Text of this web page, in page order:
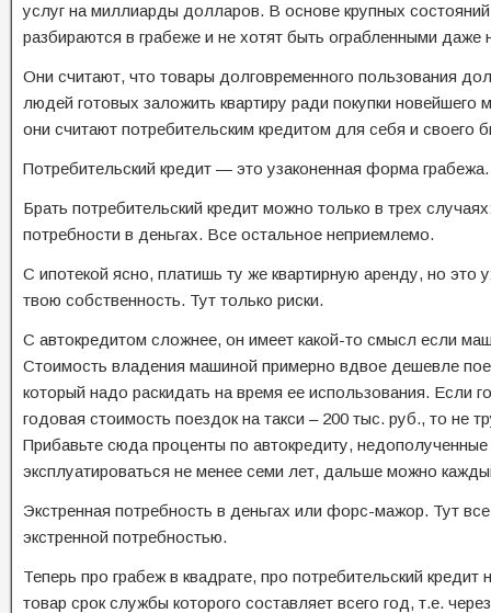
услуг на миллиарды долларов. В основе крупных
разбираются в грабеже и не хотят быть ограбленными даже
Они считают, что товары долговременного пользования
людей готовых заложить квартиру ради покупки
они считают потребительским кредитом для себя и своего
Потребительский кредит — это узаконенная форма
Брать потребительский кредит можно только в трех
потребности в деньгах. Все остальное неприемлемо.
С ипотекой ясно, платишь ту же квартирную аренду, но это
твою собственность. Тут только риски.
С автокредитом сложнее, он имеет какой-то смысл если
Стоимость владения машиной примерно вдвое дешевле
который надо раскидать на время ее использования. Если
годовая стоимость поездок на такси – 200 тыс. руб., то не
Прибавьте сюда проценты по автокредиту,
эксплуатироваться не менее семи лет, дальше можно
Экстренная потребность в деньгах или форс-мажор. Тут
экстренной потребностью.
Теперь про грабеж в квадрате, про потребительский
товар срок службы которого составляет всего год, т.е.